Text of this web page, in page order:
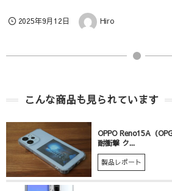
2025年9月12日 Hiro
こんな商品も見られています
OPPO Reno15A（
耐衝撃 ク...
製品レポート